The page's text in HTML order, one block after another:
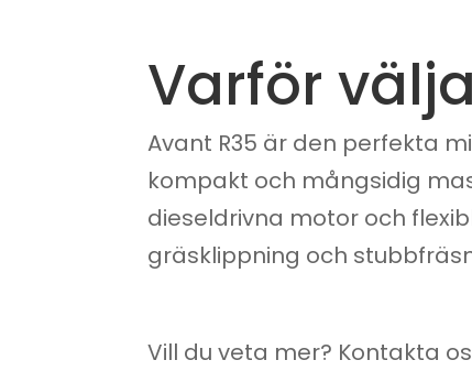
Varför
Avant R35 är den perfekta
kompakt och mångsidig
dieseldrivna motor och
gräsklippning och
Vill du veta mer? Kontakta